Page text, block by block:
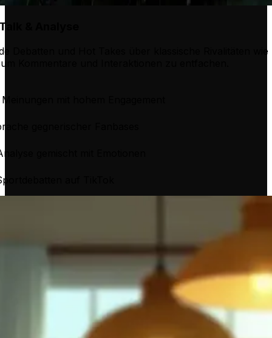
& Analyse
Debatten und Hot Takes über klassische Rivalitäten wie
Kommentare und Interaktionen zu entfachen.
mit hohem Engagement
gegnerischer Fanbases
gemischt mit Emotionen
auf TikTok